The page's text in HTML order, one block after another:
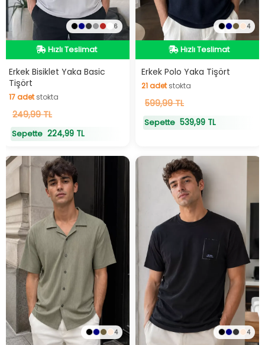
6
Hızlı Teslimat
Hızlı Teslimat
Erkek Bisiklet Yaka Basic
Tişört
17adetstokta
17adetstokta
249,99 TL
Sepette 224,99 TL
4
Hızlı Teslimat
Hızlı Teslimat
Erkek Polo Yaka Tişört
21adetstokta
21adetstokta
599,99 TL
Sepette 539,99 TL
4 4